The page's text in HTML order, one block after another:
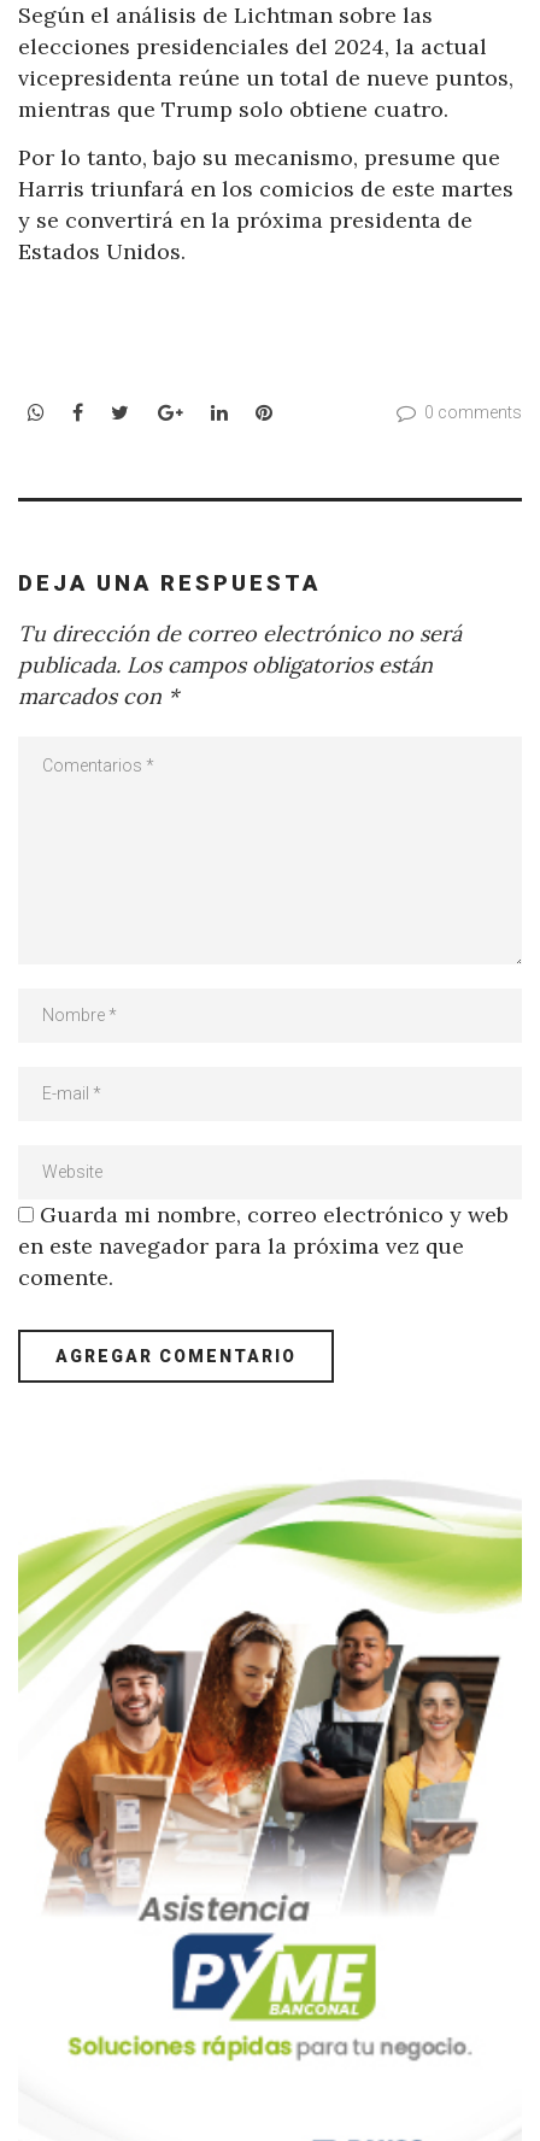
Según el análisis de Lichtman sobre las
elecciones presidenciales del 2024, la actual
vicepresidenta reúne un total de nueve puntos,
mientras que Trump solo obtiene cuatro.
Por lo tanto, bajo su mecanismo, presume que
Harris triunfará en los comicios de este martes
y se convertirá en la próxima presidenta de
Estados Unidos.
WhatsApp
Facebook
TwitterGoogle+LinkedInPinterest 0 comments
DEJA UNA RESPUESTA
Tu dirección de correo electrónico no será
publicada. Los campos obligatorios están
marcados con *
Guarda mi nombre, correo electrónico y web
en este navegador para la próxima vez que
comente.